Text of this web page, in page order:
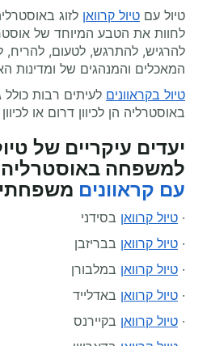
טיול עם טיול קרוואן לזוג
לחוות את הטבע המיוחד של
להרגיש, להתרגש, לטעום, להריח,
המאכלים והמנהגים של ומדינות
טיול בקראוונים לעיתים רבות
באוסטרליה הן לכיוון דרום או לכיוון
יעדים עיקריים של
למשפחה
עם קראוונים
· טיול קרוואן בסידני
· טיול קרוואן בבריזבן
· טיול קרוואן במלבורן
· טיול קרוואן באדלייד
· טיול קרוואן בקיירנס